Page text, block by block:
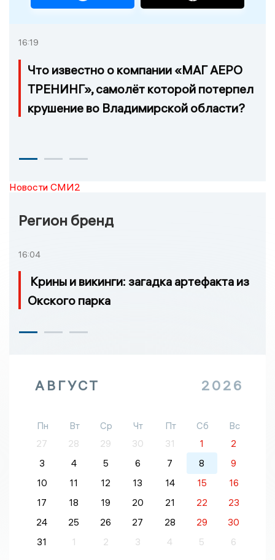
16:19
Что известно о компании «МАГ АЕРО
ТРЕНИНГ», самолёт которой потерпел
крушение во Владимирской области?
Новости СМИ2
Регион бренд
16:04
Крины и викинги: загадка артефакта из
Окского парка
АВГУСТ 2026
Пн Вт Ср Чт Пт Сб
Вс
27
28 29 30 31 1
2
3
4 5 6 7 8
9
10
11 12 13 14 15
16
17
18 19 20 21 22
23
24
25 26 27 28 29
30
31
1 2 3 4 5 6